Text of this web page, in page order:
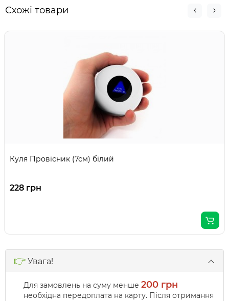
Схожі товари
Куля Провісник (7см) білий
228 грн
👉 Увага!
Для замовлень на суму менше 200 грн
необхідна передоплата на карту. Після отримання